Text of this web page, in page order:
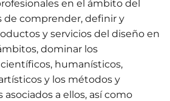
en el ámbito del
de comprender, definir y
y servicios del diseño en
dominar los
humanísticos,
y los métodos y
a ellos, así como